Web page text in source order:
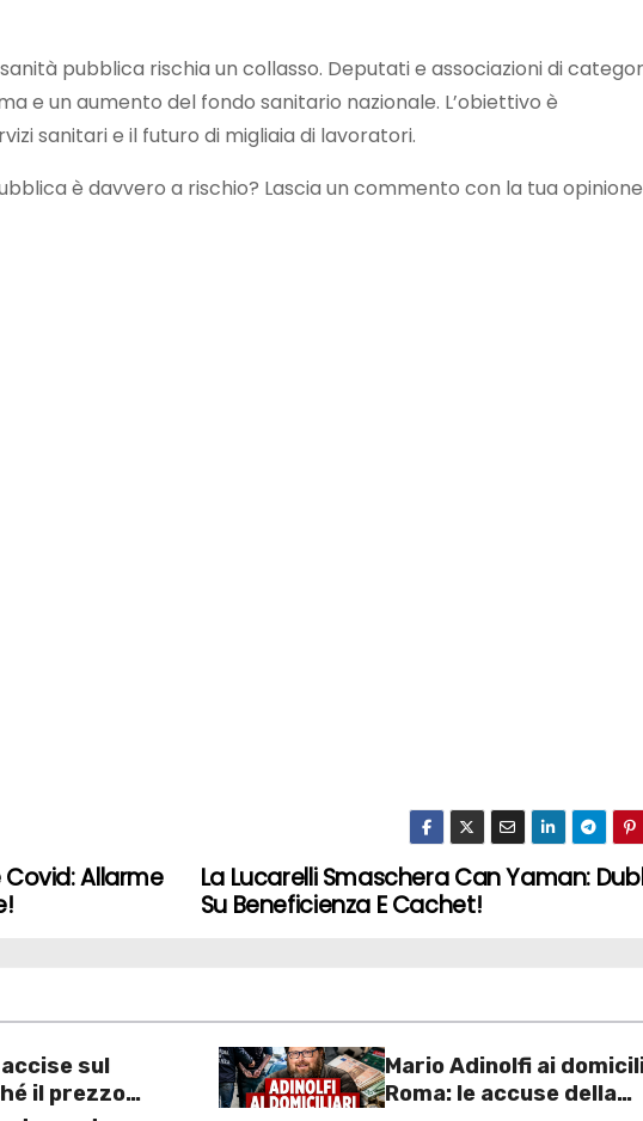
pubblica rischia un collasso. Deputati e associazioni di
e un aumento del fondo sanitario nazionale. L’obiettivo è
sanitari e il futuro di migliaia di lavoratori.
è davvero a rischio? Lascia un commento con la tua
La Lucarelli Smaschera Can Yaman:
Su Beneficienza E Cachet!
Allarme
sul
il prezzo
Mario Adinolfi ai
Roma: le accuse della